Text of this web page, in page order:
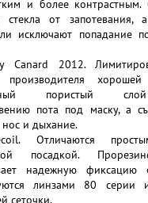
и более контрастным.
стекла от запотевания,
исключают попадание
Canard 2012.
производителя хорошей
пористый слой
пота под маску, а
и дыхание.
Отличаются
посадкой.
надежную
линзами 80 серии
сеточки.